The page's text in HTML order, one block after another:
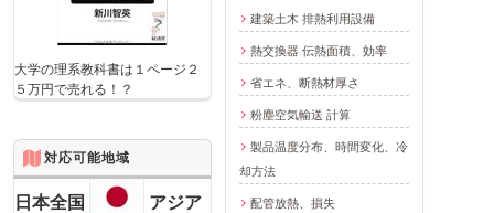
建築土木 排熱利用設備
熱交換器 伝熱面積、効率
省エネ、断熱材厚さ
粉塵空気輸送 計算
製品温度分布、時間変化、冷
却方法
配管放熱、損失
大学の理系教科書は１ページ２
５万円で売れる！？
対応可能地域
日本全国
アジア